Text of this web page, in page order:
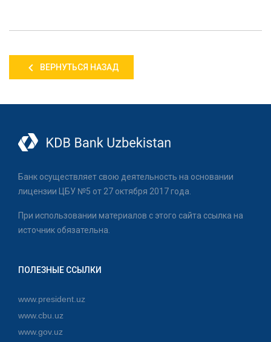
ВЕРНУТЬСЯ НАЗАД
Банк осуществляет свою деятельность на основании
лицензии ЦБУ №5 от 27 октября 2017 года.
При использовании материалов с этого сайта ссылка на
источник обязательна.
ПОЛЕЗНЫЕ ССЫЛКИ
www.president.uz
www.cbu.uz
www.gov.uz